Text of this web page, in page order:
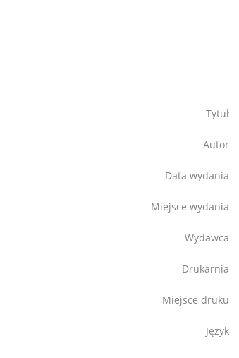
Tytuł
Autor
Data wydania
Miejsce wydania
Wydawca
Drukarnia
Miejsce druku
Język